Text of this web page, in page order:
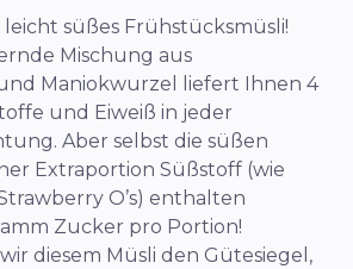
süßes Frühstücksmüsli!
Mischung aus
Maniokwurzel liefert Ihnen 4
und Eiweiß in jeder
Aber selbst die süßen
Extraportion Süßstoff (wie
O’s) enthalten
Zucker pro Portion!
diesem Müsli den Gütesiegel,